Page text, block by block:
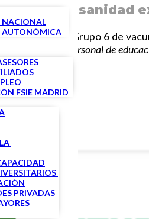
NACIONAL
AUTONÓMICA
FSIE MADRID
PRIVADAS
de sanidad
denominado Grupo 6 de
“docentes y personal de
años.